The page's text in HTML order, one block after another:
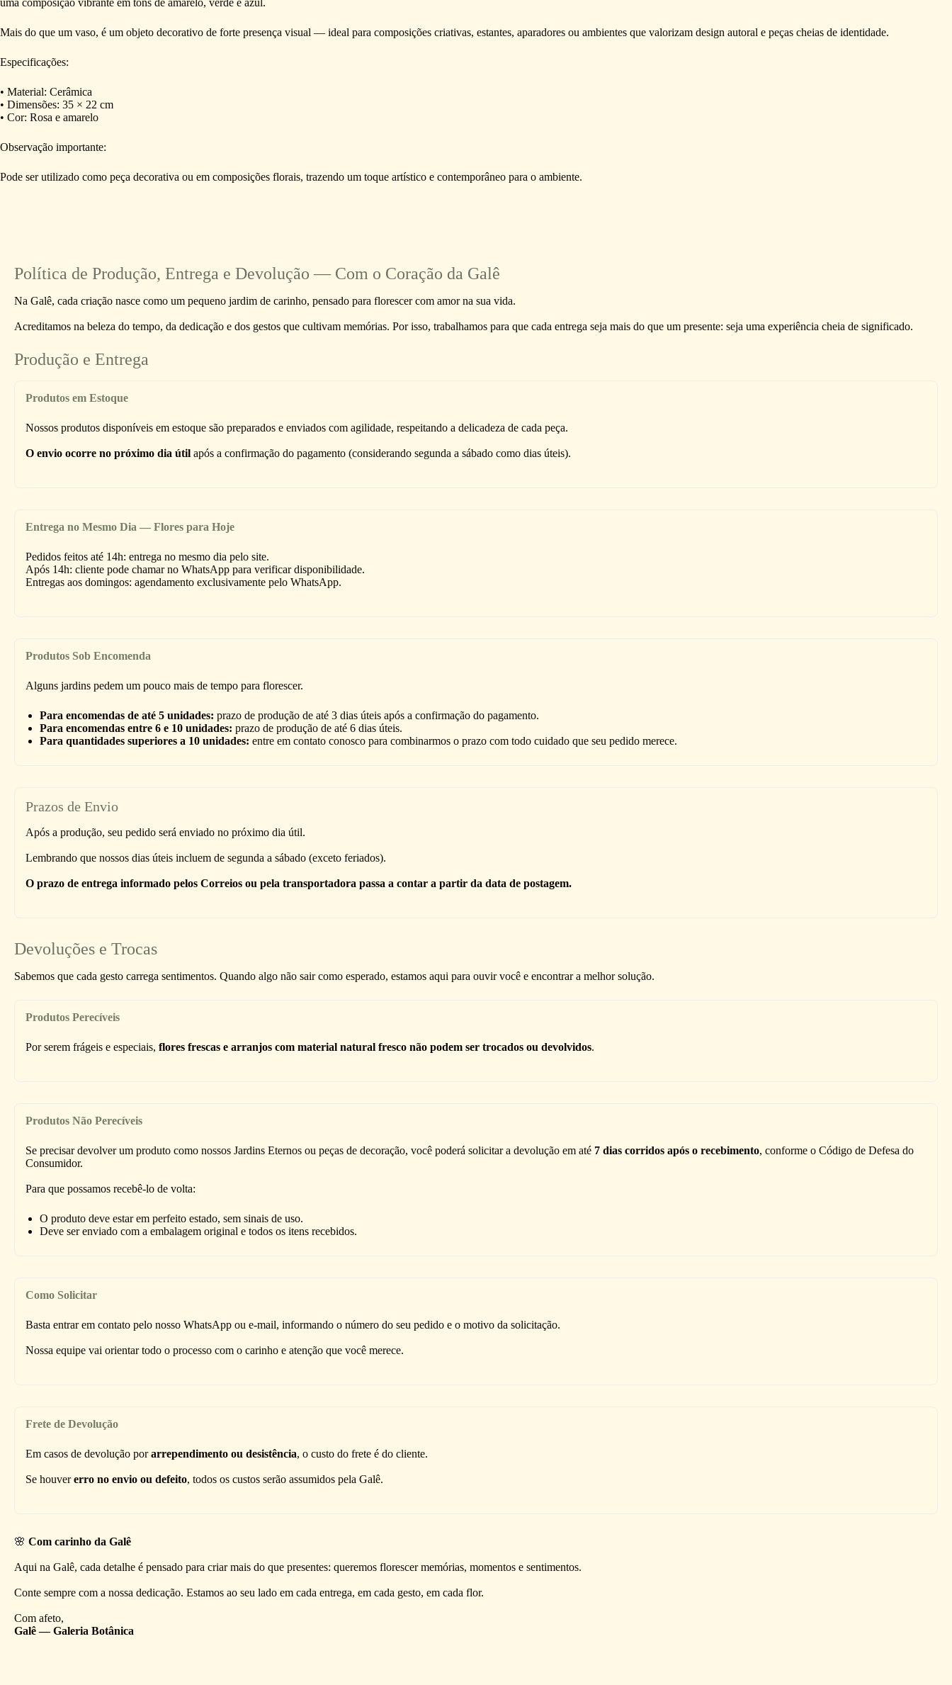
uma composição vibrante em tons de amarelo, verde e azul.
Mais do que um vaso, é um objeto decorativo de forte presença visual — ideal para composições criativas, estantes, aparadores ou ambientes que valorizam design autoral e peças cheias de identidade.
Especificações:
• Material: Cerâmica
• Dimensões: 35 × 22 cm
• Cor: Rosa e amarelo
Observação importante:
Pode ser utilizado como peça decorativa ou em composições florais, trazendo um toque artístico e contemporâneo para o ambiente.
Política de Produção, Entrega e Devolução — Com o Coração da Galê
Na Galê, cada criação nasce como um pequeno jardim de carinho, pensado para florescer com amor na sua vida.
Acreditamos na beleza do tempo, da dedicação e dos gestos que cultivam memórias. Por isso, trabalhamos para que cada entrega seja mais do que um presente: seja uma experiência cheia de significado.
Produção e Entrega
Produtos em Estoque
Nossos produtos disponíveis em estoque são preparados e enviados com agilidade, respeitando a delicadeza de cada peça.
O envio ocorre no próximo dia útil após a confirmação do pagamento (considerando segunda a sábado como dias úteis).
Entrega no Mesmo Dia — Flores para Hoje
Pedidos feitos até 14h: entrega no mesmo dia pelo site.
Após 14h: cliente pode chamar no WhatsApp para verificar disponibilidade.
Entregas aos domingos: agendamento exclusivamente pelo WhatsApp.
Produtos Sob Encomenda
Alguns jardins pedem um pouco mais de tempo para florescer.
Para encomendas de até 5 unidades: prazo de produção de até 3 dias úteis após a confirmação do pagamento.
Para encomendas entre 6 e 10 unidades: prazo de produção de até 6 dias úteis.
Para quantidades superiores a 10 unidades: entre em contato conosco para combinarmos o prazo com todo cuidado que seu pedido merece.
Prazos de Envio
Após a produção, seu pedido será enviado no próximo dia útil.
Lembrando que nossos dias úteis incluem de segunda a sábado (exceto feriados).
O prazo de entrega informado pelos Correios ou pela transportadora passa a contar a partir da data de postagem.
Devoluções e Trocas
Sabemos que cada gesto carrega sentimentos. Quando algo não sair como esperado, estamos aqui para ouvir você e encontrar a melhor solução.
Produtos Perecíveis
Por serem frágeis e especiais, flores frescas e arranjos com material natural fresco não podem ser trocados ou devolvidos.
Produtos Não Perecíveis
Se precisar devolver um produto como nossos Jardins Eternos ou peças de decoração, você poderá solicitar a devolução em até 7 dias corridos após o recebimento, conforme o Código de Defesa do
Consumidor.
Para que possamos recebê-lo de volta:
O produto deve estar em perfeito estado, sem sinais de uso.
Deve ser enviado com a embalagem original e todos os itens recebidos.
Como Solicitar
Basta entrar em contato pelo nosso WhatsApp ou e-mail, informando o número do seu pedido e o motivo da solicitação.
Nossa equipe vai orientar todo o processo com o carinho e atenção que você merece.
Frete de Devolução
Em casos de devolução porarrependimento ou desistência, o custo do frete é do cliente.
Se houvererro no envio ou defeito, todos os custos serão assumidos pela Galê.
🌸 Com carinho da Galê
Aqui na Galê, cada detalhe é pensado para criar mais do que presentes: queremos florescer memórias, momentos e sentimentos.
Conte sempre com a nossa dedicação. Estamos ao seu lado em cada entrega, em cada gesto, em cada flor.
Com afeto,
Galê — Galeria Botânica